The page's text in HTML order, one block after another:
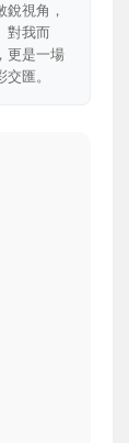
視角，
對我而
更是一場
匯。